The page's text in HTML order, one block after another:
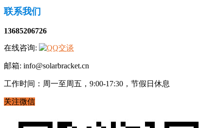
联系我们
13685206726
在线咨询:
邮箱: info@solarbracket.cn
工作时间：周一至周五，9:00-17:30，节假日休息
关注微信